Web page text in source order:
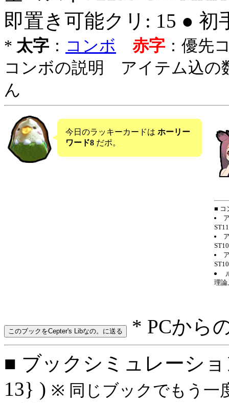
即置き可能クリ: 15 ● 初
* 太字 ： コンボ 赤字 ：優先
コンボの説明 アイテム込の
ん
今日のラッキーカードは ホーリー
ワード8 だポ。
■ コ
理
* PCから
■ ブックシミュレーシ
13} ) ※ 同じブックでもう一